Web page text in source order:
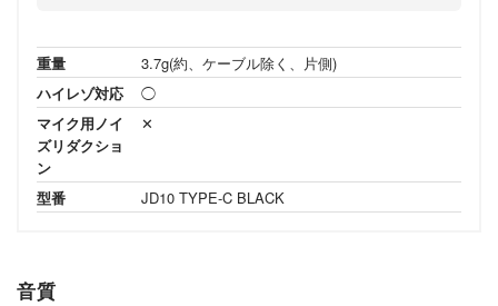
重量
3.7g(約、ケーブル除く、片側)
ハイレゾ対応
◯
マイク用ノイ
ズリダクショ
ン
✕
型番 JD10 TYPE-C BLACK
音質